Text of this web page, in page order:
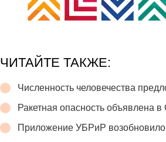
ЧИТАЙТЕ ТАКЖЕ:
Численность человечества
Ракетная опасность объявлена
Приложение УБРиР возобновило